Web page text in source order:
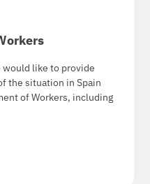
would like to provide
the situation in Spain
of Workers, including